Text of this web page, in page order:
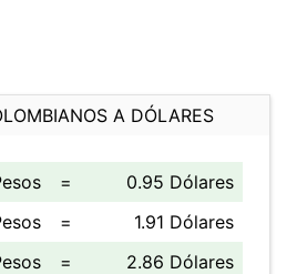
A DÓLARES
=
0.95 Dólares
=
1.91 Dólares
=
2.86 Dólares